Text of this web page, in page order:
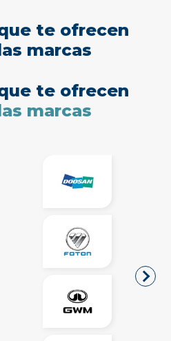
te ofrecen
marcas
te ofrecen
marcas